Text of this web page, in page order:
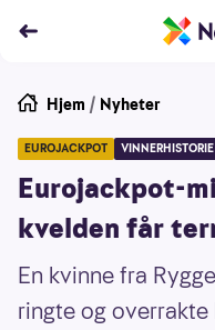
Hjem / Nyheter
EUROJACKPOT VINNERHISTORIE
Eurojackpot-
kvelden får
En kvinne fra
ringte og